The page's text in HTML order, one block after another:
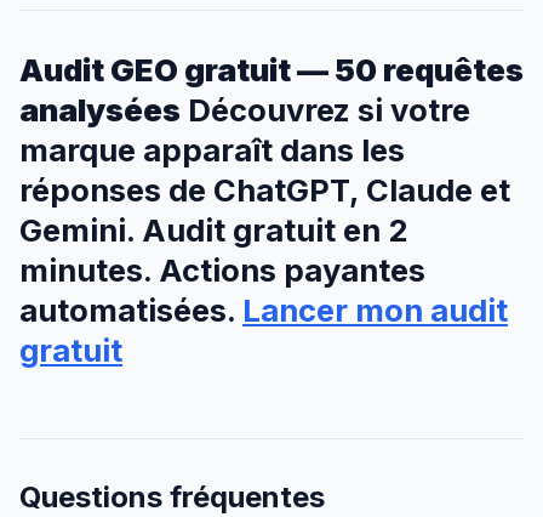
Audit GEO gratuit — 50 requêtes
analysées Découvrez si votre
marque apparaît dans les
réponses de ChatGPT, Claude et
Gemini. Audit gratuit en 2
minutes. Actions payantes
automatisées. Lancer mon audit
gratuit
Questions fréquentes